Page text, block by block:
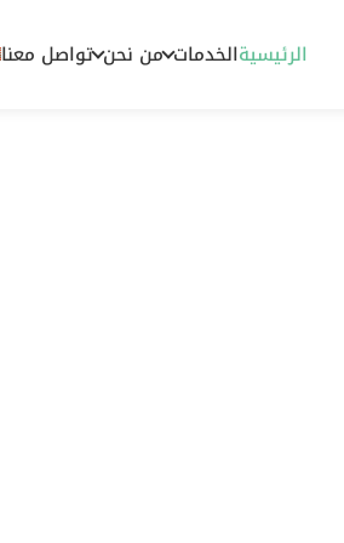
الرئيسيةالخدمات من نحن تواصل معنا